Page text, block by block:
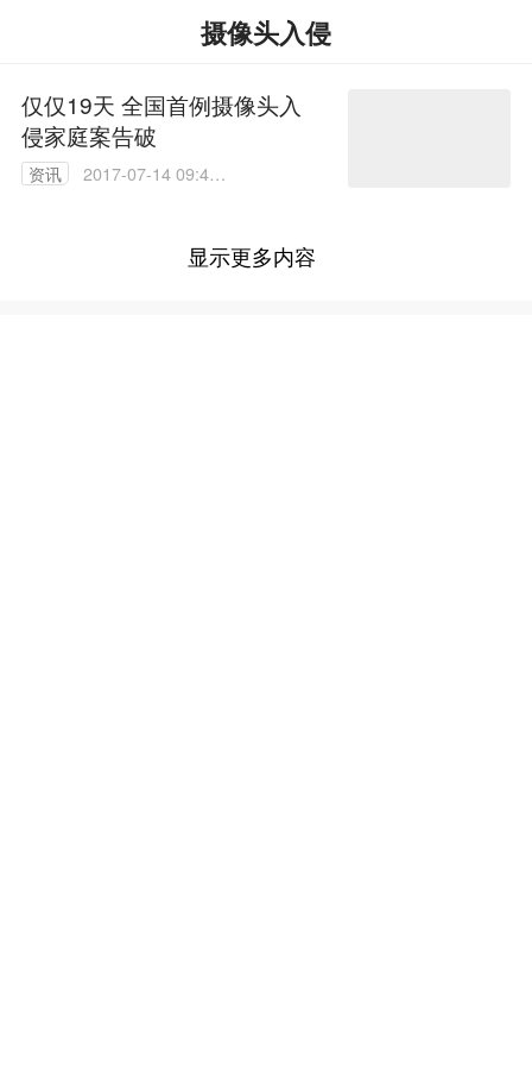
摄像头入侵
仅仅19天 全国首例摄像头入
侵家庭案告破
资讯
2017-07-14 09:43:
显示更多内容